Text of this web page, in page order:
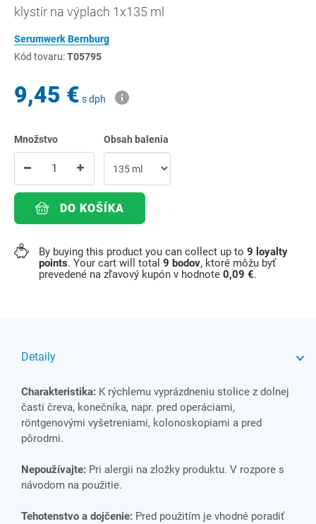
klystír na výplach 1x135 ml
Serumwerk Bernburg
Kód tovaru:T05795
9,45 € s dph
Množstvo Obsah balenia
DO KOŠÍKA
By buying this product you can collect up to 9 loyalty
points. Your cart will total 9 bodov, ktoré môžu byť
prevedené na zľavový kupón v hodnote 0,09 €.
Detaily
Charakteristika: K rýchlemu vyprázdneniu stolice z dolnej
časti čreva, konečníka, napr. pred operáciami,
röntgenovými vyšetreniami, kolonoskopiami a pred
pôrodmi.
Nepoužívajte: Pri alergii na zložky produktu. V rozpore s
návodom na použitie.
Tehotenstvo a dojčenie: Pred použitím je vhodné poradiť